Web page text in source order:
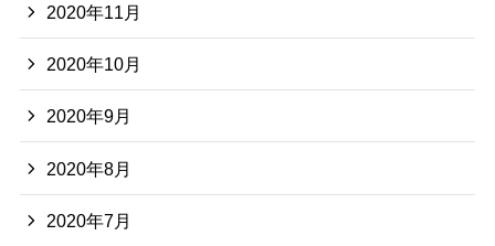
2020年11月
2020年10月
2020年9月
2020年8月
2020年7月